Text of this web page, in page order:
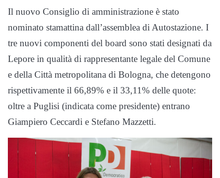
Il nuovo Consiglio di amministrazione è stato
nominato stamattina dall’assemblea di Autostazione. I
tre nuovi componenti del board sono stati designati da
Lepore in qualità di rappresentante legale del Comune
e della Città metropolitana di Bologna, che detengono
rispettivamente il 66,89% e il 33,11% delle quote:
oltre a Puglisi (indicata come presidente) entrano
Giampiero Ceccardi e Stefano Mazzetti.